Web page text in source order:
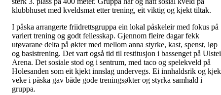
klubbhuset med kveldsmat etter trening, eit viktig og kjekt tiltak.
I påska arrangerte friidrettsgruppa ein lokal påskeleir med fokus på
variert trening og godt fellesskap. Gjennom fleire dagar fekk
utøvarane delta på økter med mellom anna styrke, kast, spenst, løp
og basistrening. Det vart også tid til restitusjon i bassenget på
Arena. Det sosiale stod og i sentrum, med taco og spelekveld på
Holesanden som eit kjekt innslag undervegs. Ei innhaldsrik og
veke i påska gav både gode treningsøkter og styrka samhald i
gruppa.